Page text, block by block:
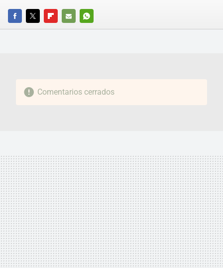
FACEBOOKTWITTERFLIPBOARD
E-
WHATSAPP
Comentarios cerrados